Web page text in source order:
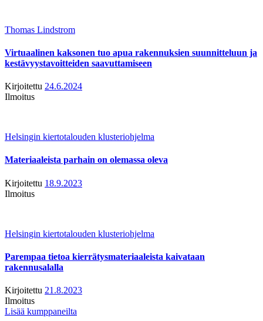
Thomas Lindstrom
Virtuaalinen kaksonen tuo apua rakennuksien suunnitteluun ja
kestävyystavoitteiden saavuttamiseen
Kirjoitettu 24.6.2024
Ilmoitus
Helsingin kiertotalouden klusteriohjelma
Materiaaleista parhain on olemassa oleva
Kirjoitettu 18.9.2023
Ilmoitus
Helsingin kiertotalouden klusteriohjelma
Parempaa tietoa kierrätysmateriaaleista kaivataan
rakennusalalla
Kirjoitettu 21.8.2023
Ilmoitus
Lisää kumppaneilta